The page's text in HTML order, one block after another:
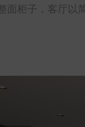
面柜子，客厅